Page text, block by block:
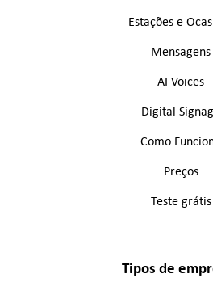
Estações e
Mensagens
AI Voices
Digital
Como
Preços
Teste grátis
Tipos de